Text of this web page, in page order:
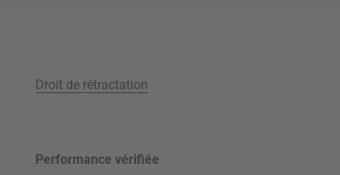
Droit de rétractation
Performance vérifiée